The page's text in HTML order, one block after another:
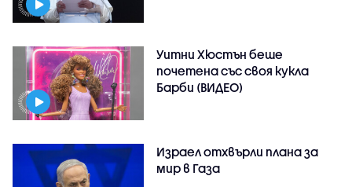
Уитни Хюстън беше
почетена със своя кукла
Барби (ВИДЕО)
Израел отхвърли плана за
мир в Газа